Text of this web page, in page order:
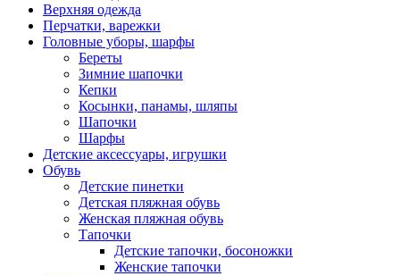
Верхняя одежда
Перчатки, варежки
Головные уборы, шарфы
Береты
Зимние шапочки
Кепки
Косынки, панамы, шляпы
Шапочки
Шарфы
Детские аксессуары, игрушки
Обувь
Детские пинетки
Детская пляжная обувь
Женская пляжная обувь
Тапочки
Детские тапочки, босоножки
Женские тапочки